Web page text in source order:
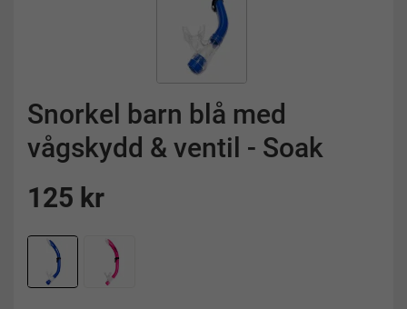
Snorkel barn blå med
vågskydd & ventil - Soak
125 kr